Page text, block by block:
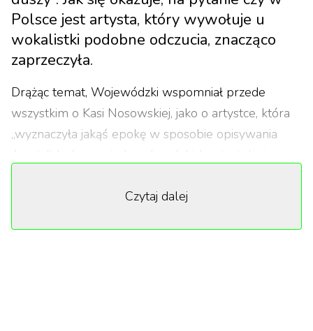
Polsce jest artysta, który wywołuje u
wokalistki podobne odczucia, znacząco
zaprzeczyła.
Drążąc temat, Wojewódzki wspomniał przede
wszystkim o Kasi Nosowskiej, jako o artystce, która
„wyznaczyła jakąś epokę w sposobie opisywania
świata”. Jedna z wiodących polskich artystek nie
dla swojego pokolenia może była pionierką, ale dla
Czytaj dalej